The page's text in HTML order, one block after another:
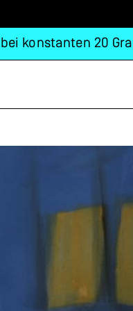
konstanten 20